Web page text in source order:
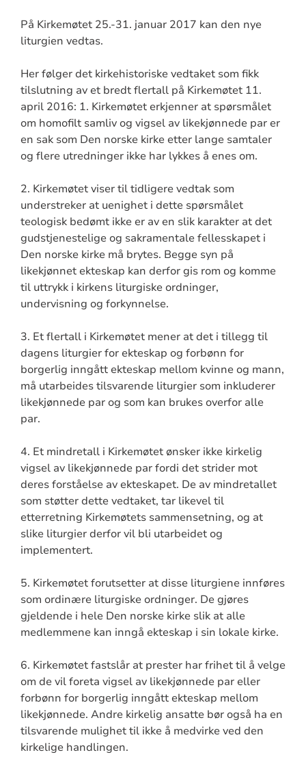
På Kirkemøtet 25.-31. januar 2017 kan den nye
liturgien vedtas.
Her følger det kirkehistoriske vedtaket som fikk
tilslutning av et bredt flertall på Kirkemøtet 11.
april 2016: 1. Kirkemøtet erkjenner at spørsmålet
om homofilt samliv og vigsel av likekjønnede par er
en sak som Den norske kirke etter lange samtaler
og flere utredninger ikke har lykkes å enes om.
2. Kirkemøtet viser til tidligere vedtak som
understreker at uenighet i dette spørsmålet
teologisk bedømt ikke er av en slik karakter at det
gudstjenestelige og sakramentale fellesskapet i
Den norske kirke må brytes. Begge syn på
likekjønnet ekteskap kan derfor gis rom og komme
til uttrykk i kirkens liturgiske ordninger,
undervisning og forkynnelse.
3. Et flertall i Kirkemøtet mener at det i tillegg til
dagens liturgier for ekteskap og forbønn for
borgerlig inngått ekteskap mellom kvinne og mann,
må utarbeides tilsvarende liturgier som inkluderer
likekjønnede par og som kan brukes overfor alle
par.
4. Et mindretall i Kirkemøtet ønsker ikke kirkelig
vigsel av likekjønnede par fordi det strider mot
deres forståelse av ekteskapet. De av mindretallet
som støtter dette vedtaket, tar likevel til
etterretning Kirkemøtets sammensetning, og at
slike liturgier derfor vil bli utarbeidet og
implementert.
5. Kirkemøtet forutsetter at disse liturgiene innføres
som ordinære liturgiske ordninger. De gjøres
gjeldende i hele Den norske kirke slik at alle
medlemmene kan inngå ekteskap i sin lokale kirke.
6. Kirkemøtet fastslår at prester har frihet til å velge
om de vil foreta vigsel av likekjønnede par eller
forbønn for borgerlig inngått ekteskap mellom
likekjønnede. Andre kirkelig ansatte bør også ha en
tilsvarende mulighet til ikke å medvirke ved den
kirkelige handlingen.